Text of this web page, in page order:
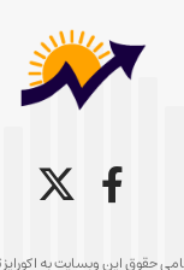
حقوق این وبسایت به اکورایز